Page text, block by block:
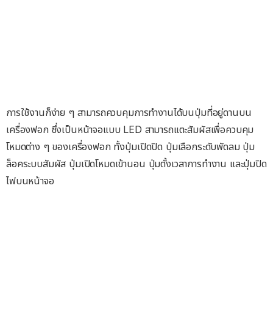
การใช้งานก็ง่าย ๆ สามารถควบคุมการทำงานได้บนปุ่มที่อยู่ดานบน
เครื่องฟอก ซึ่งเป็นหน้าจอแบบ LED สามารถแตะสัมผัสเพื่อควบคุม
โหมดต่าง ๆ ของเครื่องฟอก ทั้งปุ่มเปิดปิด ปุ่มเลือกระดับพัดลม ปุ่ม
ล็อคระบบสัมผัส ปุ่มเปิดโหมดเข้านอน ปุ่มตั้งเวลาการทำงาน และปุ่มปิด
ไฟบนหน้าจอ